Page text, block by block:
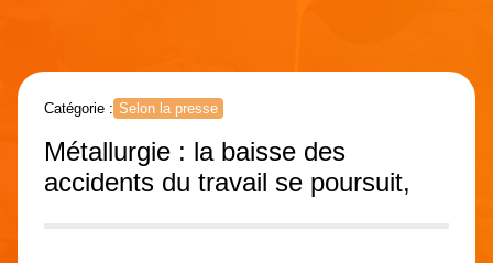
Catégorie : Selon la presse
Métallurgie : la baisse des
accidents du travail se poursuit,